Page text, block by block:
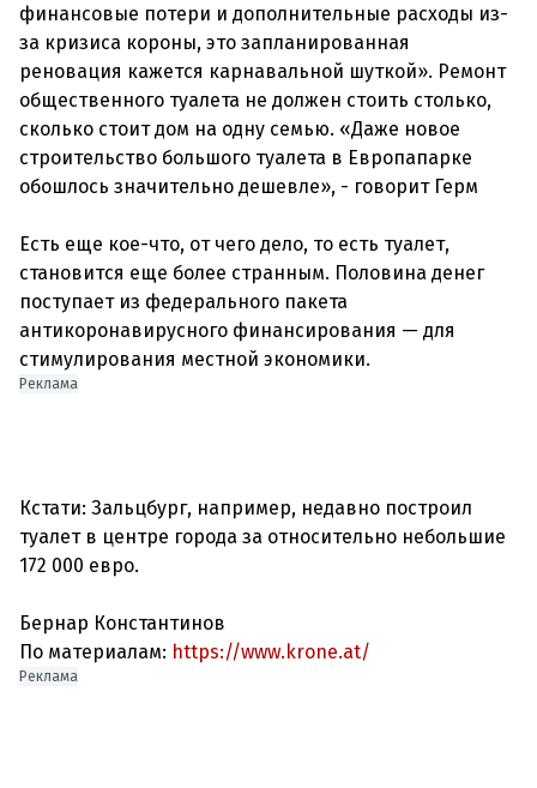
финансовые потери и дополнительные расходы из-
за кризиса короны, это запланированная
реновация кажется карнавальной шуткой». Ремонт
общественного туалета не должен стоить столько,
сколько стоит дом на одну семью. «Даже новое
строительство большого туалета в Европапарке
обошлось значительно дешевле», - говорит Герм
Есть еще кое-что, от чего дело, то есть туалет,
становится еще более странным. Половина денег
поступает из федерального пакета
антикоронавирусного финансирования — для
Реклама
Кстати: Зальцбург, например, недавно построил
туалет в центре города за относительно небольшие
172 000 евро.
Бернар Константинов
По материалам: https://www.krone.at/
Реклама